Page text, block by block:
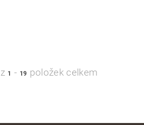
z 1 - 19 položek celkem